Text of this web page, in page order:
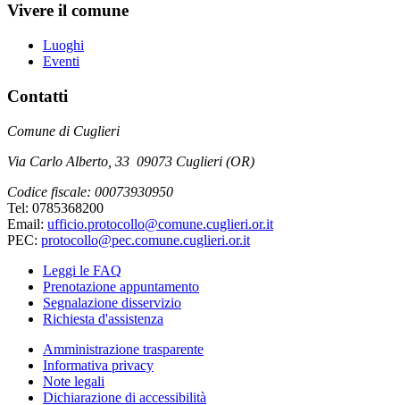
Vivere il comune
Luoghi
Eventi
Contatti
Comune di Cuglieri
Via Carlo Alberto, 33 09073 Cuglieri (OR)
Codice fiscale: 00073930950
Tel: 0785368200
Email: ufficio.protocollo@comune.cuglieri.or.it
PEC: protocollo@pec.comune.cuglieri.or.it
Leggi le FAQ
Prenotazione appuntamento
Segnalazione disservizio
Richiesta d'assistenza
Amministrazione trasparente
Informativa privacy
Note legali
Dichiarazione di accessibilità